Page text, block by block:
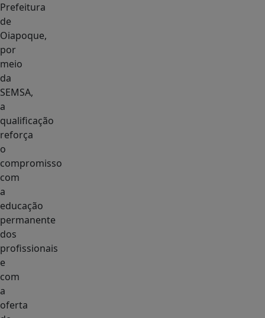
Prefeitura
de
Oiapoque,
por
meio
da
SEMSA,
a
qualificação
reforça
o
compromisso
com
a
educação
permanente
dos
profissionais
e
com
a
oferta